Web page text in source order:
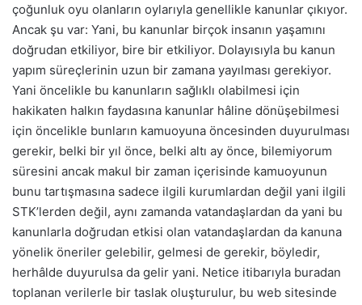
çoğunluk oyu olanların oylarıyla genellikle kanunlar çıkıyor.
Ancak şu var: Yani, bu kanunlar birçok insanın yaşamını
doğrudan etkiliyor, bire bir etkiliyor. Dolayısıyla bu kanun
yapım süreçlerinin uzun bir zamana yayılması gerekiyor.
Yani öncelikle bu kanunların sağlıklı olabilmesi için
hakikaten halkın faydasına kanunlar hâline dönüşebilmesi
için öncelikle bunların kamuoyuna öncesinden duyurulması
gerekir, belki bir yıl önce, belki altı ay önce, bilemiyorum
süresini ancak makul bir zaman içerisinde kamuoyunun
bunu tartışmasına sadece ilgili kurumlardan değil yani ilgili
STK’lerden değil, aynı zamanda vatandaşlardan da yani bu
kanunlarla doğrudan etkisi olan vatandaşlardan da kanuna
yönelik öneriler gelebilir, gelmesi de gerekir, böyledir,
herhâlde duyurulsa da gelir yani. Netice itibarıyla buradan
toplanan verilerle bir taslak oluşturulur, bu web sitesinde